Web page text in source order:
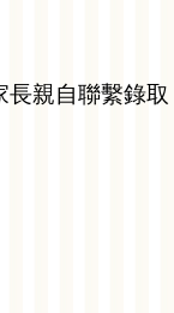
長親自聯繫錄取